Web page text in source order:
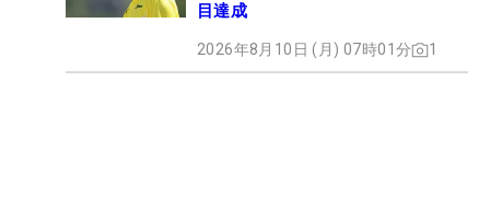
目達成
2026年8月10日 (月) 07時01分 1